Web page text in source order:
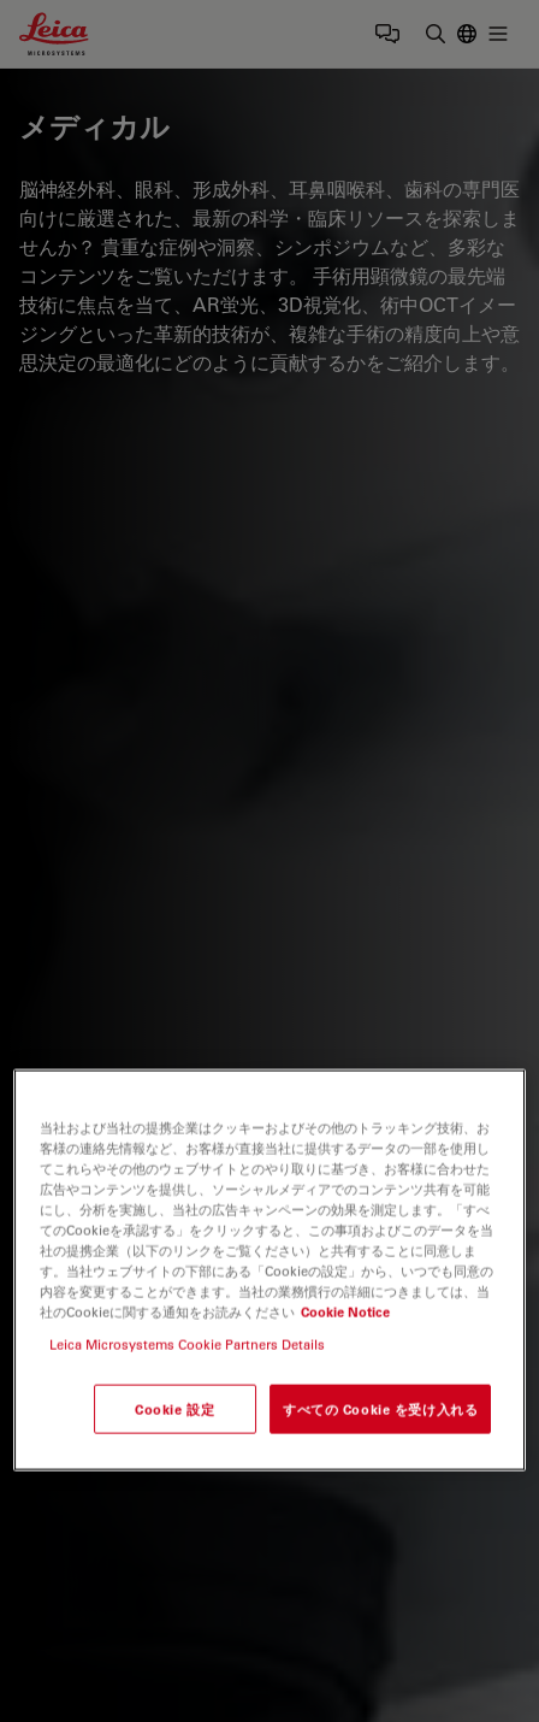
Leica Microsystems Logo
メディカル
脳神経外科、眼科、形成外科、耳鼻咽喉科、歯科の専門医
向けに厳選された、最新の科学・臨床リソースを探索しま
せんか？ 貴重な症例や洞察、シンポジウムなど、多彩な
コンテンツをご覧いただけます。 手術用顕微鏡の最先端
技術に焦点を当て、AR蛍光、3D視覚化、術中OCTイメー
ジングといった革新的技術が、複雑な手術の精度向上や意
思決定の最適化にどのように貢献するかをご紹介します。
当社および当社の提携企業はクッキーおよびその他のトラッキング技術、お
客様の連絡先情報など、お客様が直接当社に提供するデータの一部を使用し
てこれらやその他のウェブサイトとのやり取りに基づき、お客様に合わせた
広告やコンテンツを提供し、ソーシャルメディアでのコンテンツ共有を可能
にし、分析を実施し、当社の広告キャンペーンの効果を測定します。「すべ
てのCookieを承認する」をクリックすると、この事項およびこのデータを当
社の提携企業（以下のリンクをご覧ください）と共有することに同意しま
す。当社ウェブサイトの下部にある「Cookieの設定」から、いつでも同意の
内容を変更することができます。当社の業務慣行の詳細につきましては、当
社のCookieに関する通知をお読みください Cookie Notice
Leica Microsystems Cookie Partners Details
Cookie 設定 すべての Cookie を受け入れる